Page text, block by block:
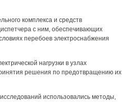
комплекса и средств
с ним, обеспечивающих
перебоев электроснабжения
нагрузки в узлах
решения по предотвращению их
использовались методы,